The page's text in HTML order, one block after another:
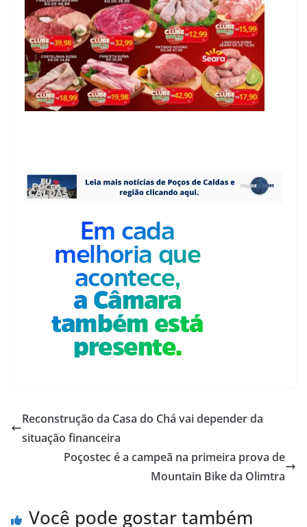
Reconstrução da Casa do Chá vai depender da
situação financeira
Poçostec é a campeã na primeira prova de
Mountain Bike da Olimtra
Você pode gostar também